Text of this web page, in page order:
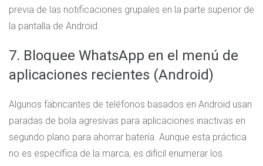
previa de las notificaciones grupales en la parte superior de
la pantalla de Android.
7. Bloquee WhatsApp en el menú de
aplicaciones recientes (Android)
Algunos fabricantes de teléfonos basados ​​en Android usan
paradas de bola agresivas para aplicaciones inactivas en
segundo plano para ahorrar batería. Aunque esta práctica
no es específica de la marca, es difícil enumerar los